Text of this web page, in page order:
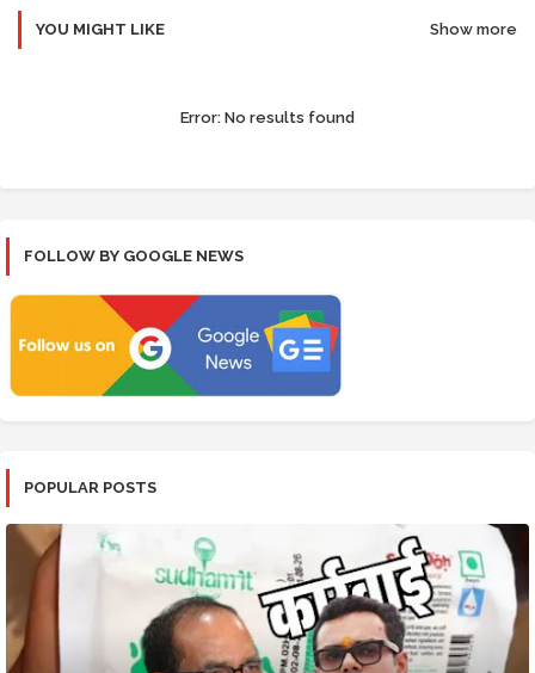
YOU MIGHT LIKE Show more
Error: No results found
FOLLOW BY GOOGLE NEWS
POPULAR POSTS